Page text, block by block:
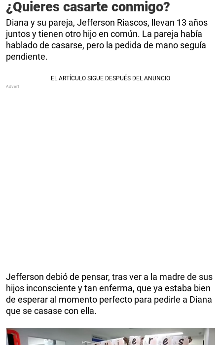
¿Quieres casarte conmigo?
Diana y su pareja, Jefferson Riascos, llevan 13 años
juntos y tienen otro hijo en común. La pareja había
hablado de casarse, pero la pedida de mano seguía
pendiente.
Jefferson debió de pensar, tras ver a la madre de sus
hijos inconsciente y tan enferma, que ya estaba bien
de esperar al momento perfecto para pedirle a Diana
que se casase con ella.